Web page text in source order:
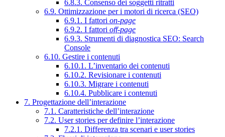
6.8.3. Consenso dei soggetti ritratti
6.9. Ottimizzazione per i motori di ricerca (SEO)
6.9.1. I fattori on-page
6.9.2. I fattori off-page
6.9.3. Strumenti di diagnostica SEO: Search
Console
6.10. Gestire i contenuti
6.10.1. L’inventario dei contenuti
6.10.2. Revisionare i contenuti
6.10.3. Migrare i contenuti
6.10.4. Pubblicare i contenuti
7. Progettazione dell’interazione
7.1. Caratteristiche dell’interazione
7.2. User stories per definire l’interazione
7.2.1. Differenza tra scenari e user stories